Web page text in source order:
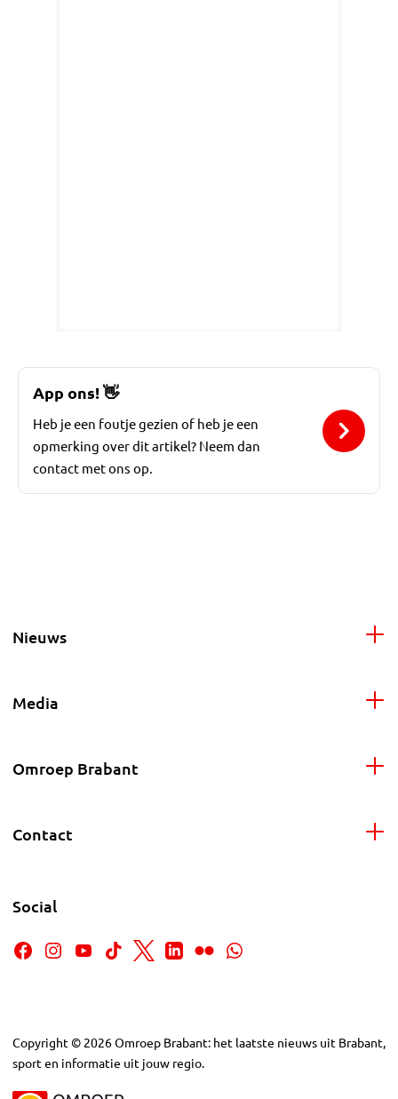
App ons!👋
Heb je een foutje gezien of heb je een
opmerking over dit artikel? Neem dan
contact met ons op.
Nieuws
Media
Omroep Brabant
Contact
Social
Copyright © 2026Omroep Brabant: het laatste nieuws uit Brabant,
sport en informatie uit jouw regio.